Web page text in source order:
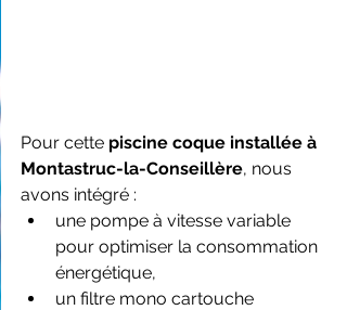
Pour cette piscine coque installée à
Montastruc-la-Conseillère, nous
avons intégré :
une pompe à vitesse variable
pour optimiser la consommation
énergétique,
un filtre mono cartouche